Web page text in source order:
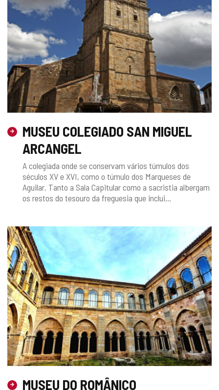
MUSEU COLEGIADO SAN MIGUEL
ARCANGEL
A colegiada onde se conservam vários túmulos dos
séculos XV e XVI, como o túmulo dos Marqueses de
Aguilar. Tanto a Sala Capitular como a sacristia albergam
os restos do tesouro da freguesia que inclui...
MUSEU DO ROMÂNICO